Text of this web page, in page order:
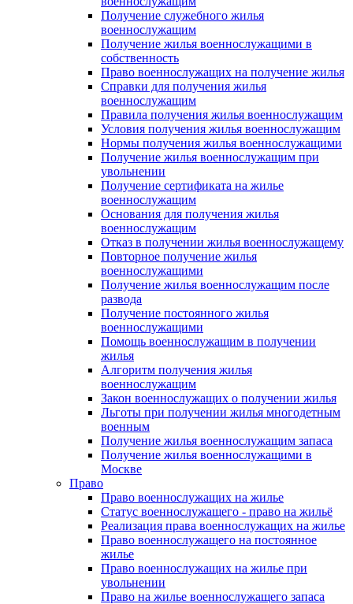
Получение служебного жилья
военнослужащим
Получение жилья военнослужащими в
собственность
Право военнослужащих на получение жилья
Справки для получения жилья
военнослужащим
Правила получения жилья военнослужащим
Условия получения жилья военнослужащим
Нормы получения жилья военнослужащими
Получение жилья военнослужащим при
увольнении
Получение сертификата на жилье
военнослужащим
Основания для получения жилья
военнослужащим
Отказ в получении жилья военнослужащему
Повторное получение жилья
военнослужащими
Получение жилья военнослужащим после
развода
Получение постоянного жилья
военнослужащими
Помощь военнослужащим в получении
жилья
Алгоритм получения жилья
военнослужащим
Закон военнослужащих о получении жилья
Льготы при получении жилья многодетным
военным
Получение жилья военнослужащим запаса
Получение жилья военнослужащими в
Москве
Право
Право военнослужащих на жилье
Статус военнослужащего - право на жильё
Реализация права военнослужащих на жилье
Право военнослужащего на постоянное
жилье
Право военнослужащих на жилье при
увольнении
Право на жилье военнослужащего запаса